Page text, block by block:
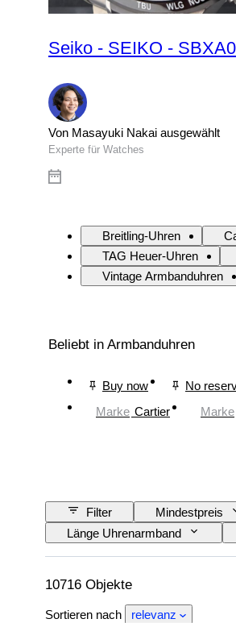
Seiko - SEIKO -
Von Masayuki Nakai ausgewählt
Experte für Watches
Breitling-Uhren
TAG Heuer-Uhren
Vintage Armbanduhren
Beliebt in Armbanduhren
Buy now No
Marke Cartier Marke
Filter Mindestpreis
Länge Uhrenarmband
Zertifikat
Thema
10716 Objekte
Sortieren nach relevanz